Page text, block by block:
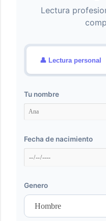
Lectura
👤 Lectura personal
Tu nombre
Fecha de nacimiento
Genero